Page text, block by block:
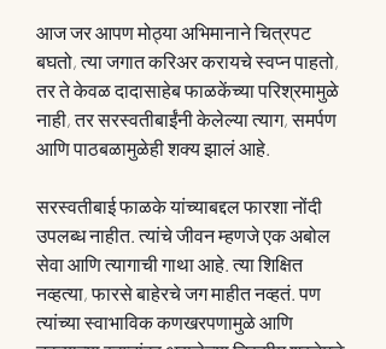
आज जर आपण मोठ्या अभिमानाने चित्रपट
बघतो, त्या जगात करिअर करायचे स्वप्न पाहतो,
तर ते केवळ दादासाहेब फाळकेंच्या परिश्रमामुळे
नाही, तर सरस्वतीबाईंनी केलेल्या त्याग, समर्पण
आणि पाठबळामुळेही शक्य झालं आहे.
सरस्वतीबाई फाळके यांच्याबद्दल फारशा नोंदी
उपलब्ध नाहीत. त्यांचे जीवन म्हणजे एक अबोल
सेवा आणि त्यागाची गाथा आहे. त्या शिक्षित
नव्हत्या, फारसे बाहेरचे जग माहीत नव्हतं. पण
त्यांच्या स्वाभाविक कणखरपणामुळे आणि